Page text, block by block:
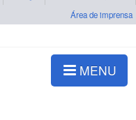
Área de imprensa
MENU